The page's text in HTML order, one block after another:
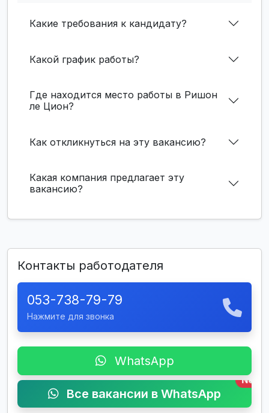
Какие требования к кандидату?
Какой график работы?
Где находится место работы в Ришон
ле Цион?
Как откликнуться на эту вакансию?
Какая компания предлагает эту
вакансию?
Контакты работодателя
053-738-79-79
Нажмите для звонка
WhatsApp
Все вакансии в WhatsApp
New